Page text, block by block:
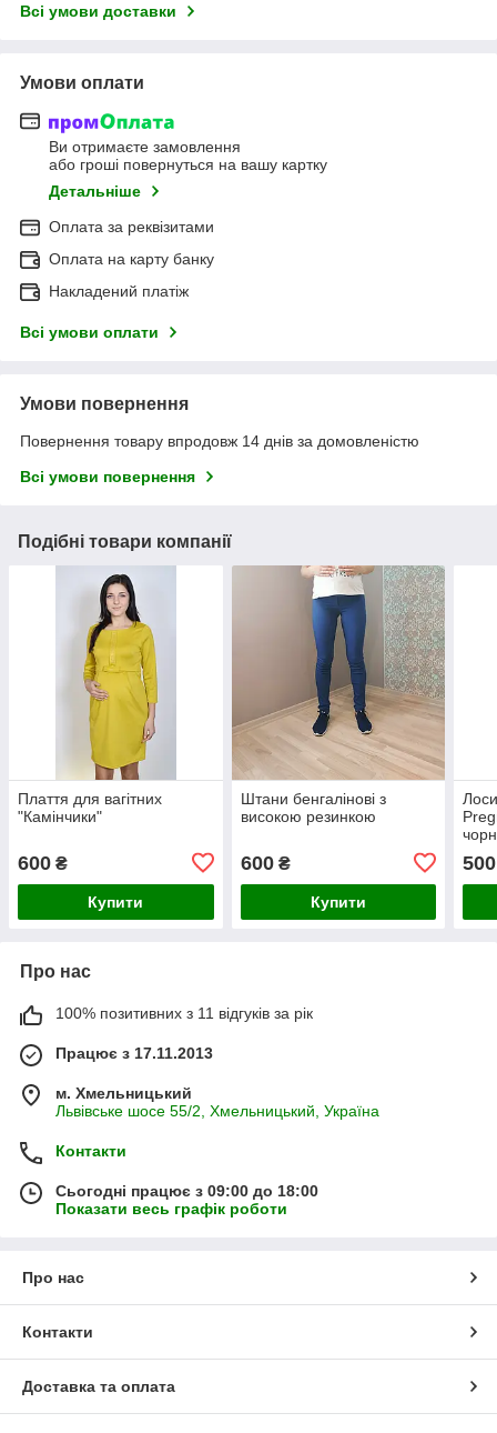
Всі умови доставки
Умови оплати
Ви отримаєте замовлення
або гроші повернуться на вашу картку
Детальніше
Оплата за реквізитами
Оплата на карту банку
Накладений платіж
Всі умови оплати
Умови повернення
Повернення товару впродовж 14 днів за домовленістю
Всі умови повернення
Подібні товари компанії
Плаття для вагітних
"Камінчики"
600 ₴
Купити
Штани бенгалінові з
високою резинкою
600₴
Купити
500
Про нас
100% позитивних з 11 відгуків за рік
Працює з 17.11.2013
м. Хмельницький
Львівське шосе 55/2, Хмельницький, Україна
Контакти
Сьогодні працює з 09:00 до 18:00
Показати весь графік роботи
Про нас
Контакти
Доставка та оплата